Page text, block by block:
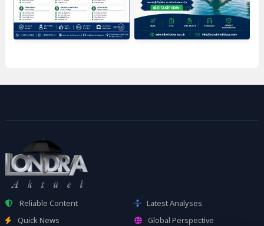
Reliable Content
Latest Analyses
Quick News
Global Perspective